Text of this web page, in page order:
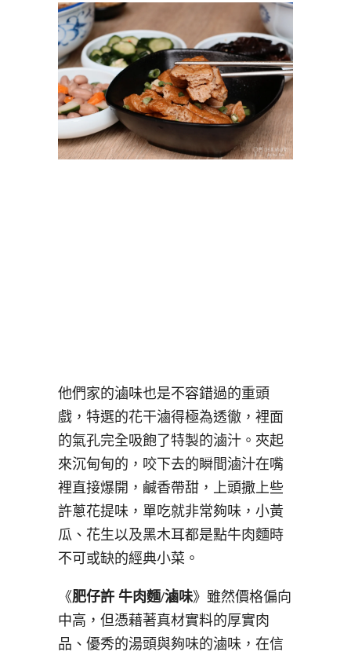
他們家的滷味也是不容錯過的重頭
戲，特選的花干滷得極為透徹，裡面
的氣孔完全吸飽了特製的滷汁。夾起
來沉甸甸的，咬下去的瞬間滷汁在嘴
裡直接爆開，鹹香帶甜，上頭撒上些
許蔥花提味，單吃就非常夠味，小黃
瓜、花生以及黑木耳都是點牛肉麵時
不可或缺的經典小菜。
《肥仔許 牛肉麵/滷味》雖然價格偏向
中高，但憑藉著真材實料的厚實肉
品、優秀的湯頭與夠味的滷味，在信